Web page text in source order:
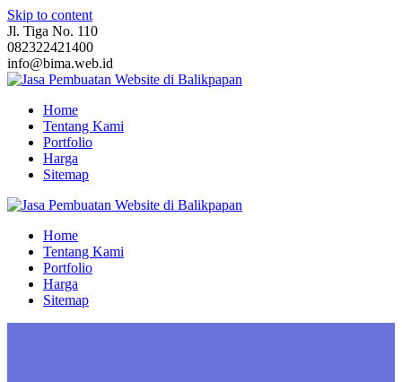
Skip to content
Jl. Tiga No. 110
082322421400
info@bima.web.id
Home
Tentang Kami
Portfolio
Harga
Sitemap
Home
Tentang Kami
Portfolio
Harga
Sitemap